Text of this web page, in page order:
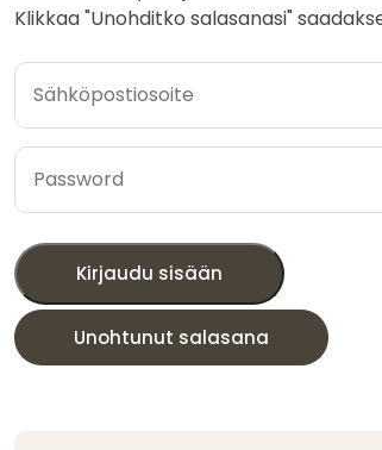
Klikkaa "Unohditko salasanasi"
Kirjaudu sisään
Unohtunut salasana